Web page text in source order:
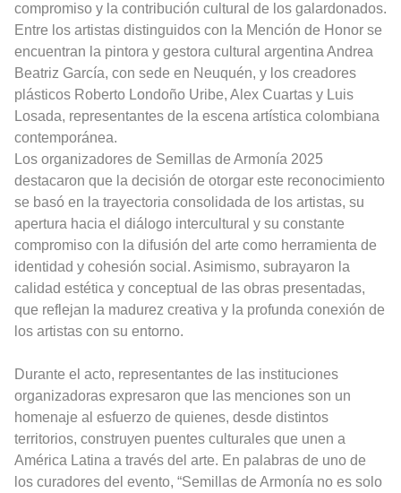
compromiso y la contribución cultural de los galardonados.
Entre los artistas distinguidos con la Mención de Honor se
encuentran la pintora y gestora cultural argentina Andrea
Beatriz García, con sede en Neuquén, y los creadores
plásticos Roberto Londoño Uribe, Alex Cuartas y Luis
Losada, representantes de la escena artística colombiana
contemporánea.
Los organizadores de Semillas de Armonía 2025
destacaron que la decisión de otorgar este reconocimiento
se basó en la trayectoria consolidada de los artistas, su
apertura hacia el diálogo intercultural y su constante
compromiso con la difusión del arte como herramienta de
identidad y cohesión social. Asimismo, subrayaron la
calidad estética y conceptual de las obras presentadas,
que reflejan la madurez creativa y la profunda conexión de
los artistas con su entorno.
Durante el acto, representantes de las instituciones
organizadoras expresaron que las menciones son un
homenaje al esfuerzo de quienes, desde distintos
territorios, construyen puentes culturales que unen a
América Latina a través del arte. En palabras de uno de
los curadores del evento, “Semillas de Armonía no es solo